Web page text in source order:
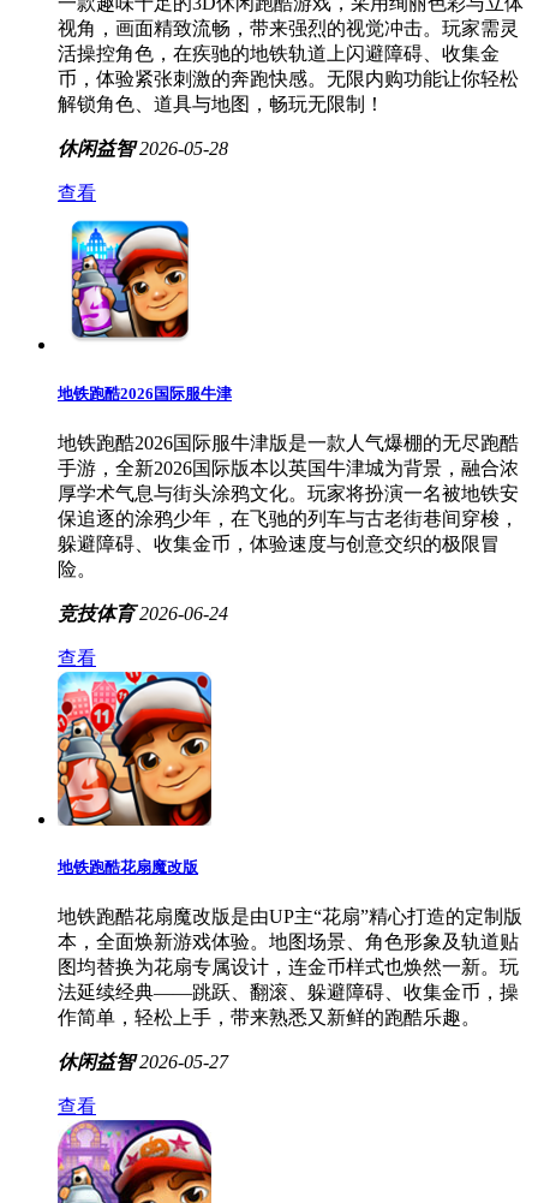
视角，画面精致流畅，带来强烈的视觉冲击。玩家需灵
活操控角色，在疾驰的地铁轨道上闪避障碍、收集金
币，体验紧张刺激的奔跑快感。无限内购功能让你轻松
解锁角色、道具与地图，畅玩无限制！
休闲益智 2026-05-28
查看
地铁跑酷2026国际服牛津
地铁跑酷2026国际服牛津版是一款人气爆棚的无尽跑酷
手游，全新2026国际版本以英国牛津城为背景，融合浓
厚学术气息与街头涂鸦文化。玩家将扮演一名被地铁安
保追逐的涂鸦少年，在飞驰的列车与古老街巷间穿梭，
躲避障碍、收集金币，体验速度与创意交织的极限冒
险。
竞技体育 2026-06-24
查看
地铁跑酷花扇魔改版
地铁跑酷花扇魔改版是由UP主“花扇”精心打造的定制版
本，全面焕新游戏体验。地图场景、角色形象及轨道贴
图均替换为花扇专属设计，连金币样式也焕然一新。玩
法延续经典——跳跃、翻滚、躲避障碍、收集金币，操
作简单，轻松上手，带来熟悉又新鲜的跑酷乐趣。
休闲益智 2026-05-27
查看